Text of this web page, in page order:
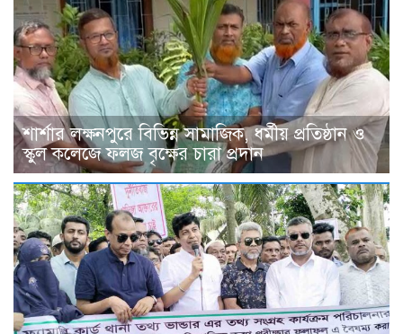
শার্শার লক্ষনপুরে বিভিন্ন সামাজিক, ধর্মীয় প্রতিষ্ঠান ও
স্কুল কলেজে ফলজ বৃক্ষের চারা প্রদান